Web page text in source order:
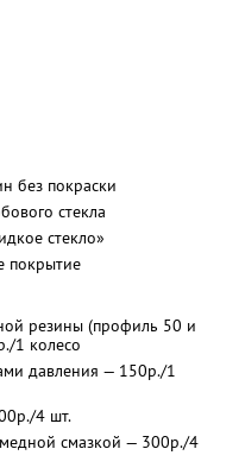
без покраски
стекла
стекло»
покрытие
резины (профиль 50 и
1 колесо
давления — 150р./1
4 шт.
смазкой — 300р./4